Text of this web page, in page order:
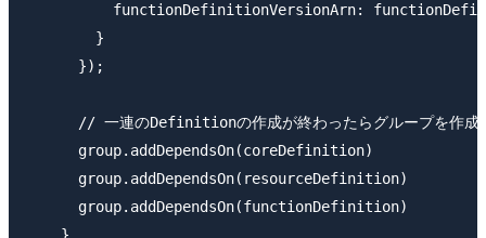
functionDefinitionVersionArn:
        }
      });
      // 一連のDefinitionの作成が終わったらグループを作成
      group.addDependsOn(coreDefinition)
      group.addDependsOn(resourceDefinition)
      group.addDependsOn(functionDefinition)